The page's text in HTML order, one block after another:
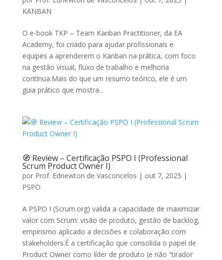
KANBAN
O e-book TKP – Team Kanban Practitioner, da EA
Academy, foi criado para ajudar profissionais e
equipes a aprenderem o Kanban na prática, com foco
na gestão visual, fluxo de trabalho e melhoria
contínua.Mais do que um resumo teórico, ele é um
guia prático que mostra...
🧭 Review – Certificação PSPO I (Professional
Scrum Product Owner I)
por Prof. Ednewton de Vasconcelos | out 7, 2025 |
PSPO
A PSPO I (Scrum.org) valida a capacidade de maximizar
valor com Scrum: visão de produto, gestão de backlog,
empirismo aplicado a decisões e colaboração com
stakeholders.É a certificação que consolida o papel de
Product Owner como líder de produto (e não “tirador